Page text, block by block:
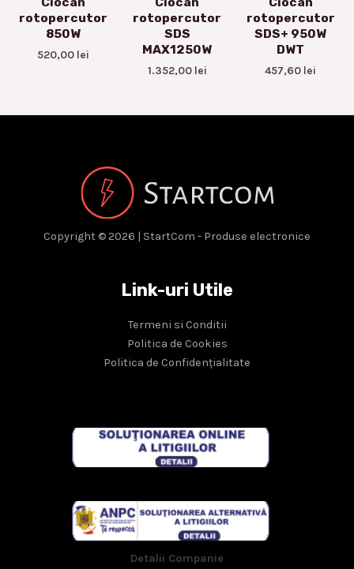
rotopercutor
850W
520,00 lei
rotopercutor
SDS
MAX1250W
1.352,00 lei
rotopercutor
SDS+ 950W
DWT
457,60 lei
Copyright © 2026 | StartCom - Produse electronice
Link-uri Utile
Termeni si Conditii
Politica de Cookies
Politica de Confidențialitate
Detalii Companie